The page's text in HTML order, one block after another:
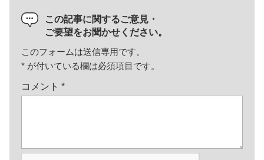
この記事に関するご意見・
ご要望をお聞かせください。
このフォームは送信専用です。
* が付いている欄は必須項目です。
コメント *